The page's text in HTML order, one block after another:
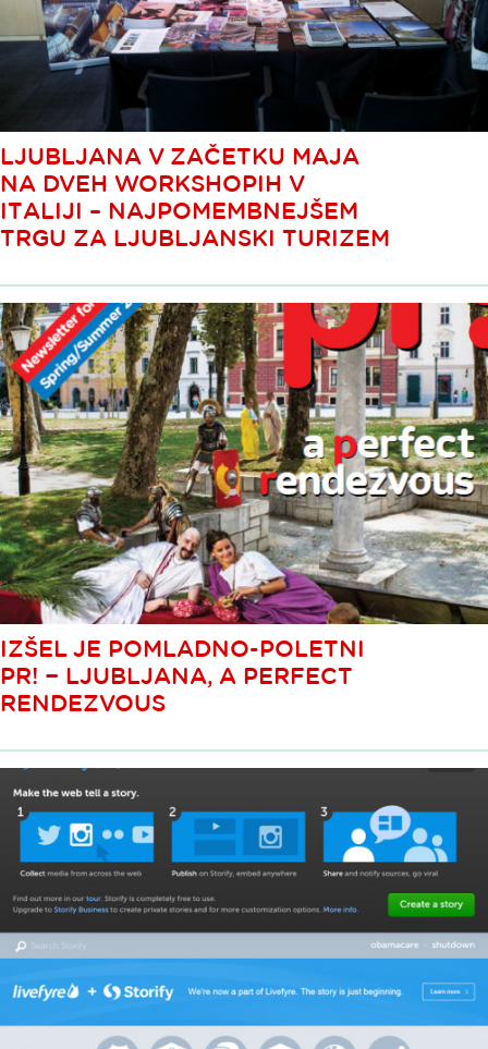
LJUBLJANA V ZAČETKU MAJA
NA DVEH WORKSHOPIH V
ITALIJI – NAJPOMEMBNEJŠEM
TRGU ZA LJUBLJANSKI TURIZEM
IZŠEL JE POMLADNO-POLETNI
PR! − LJUBLJANA, A PERFECT
RENDEZVOUS